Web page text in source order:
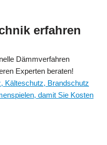
erfahren
Dämmverfahren
Experten beraten!
Kälteschutz, Brandschutz
damit Sie Kosten